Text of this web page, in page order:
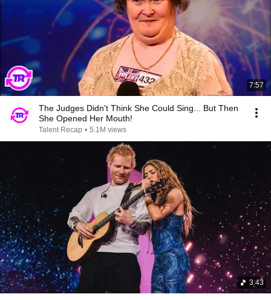
7:57
The Judges Didn't Think She Could Sing... But Then
She Opened Her Mouth!
Talent Recap • 5.1M views
3:43